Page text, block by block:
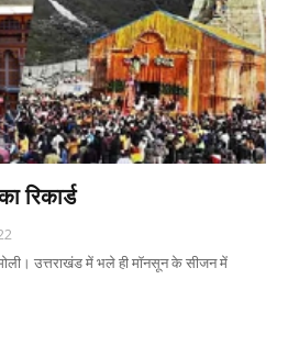
रिकार्ड
उत्तराखंड में भले ही माॅनसून के सीजन में